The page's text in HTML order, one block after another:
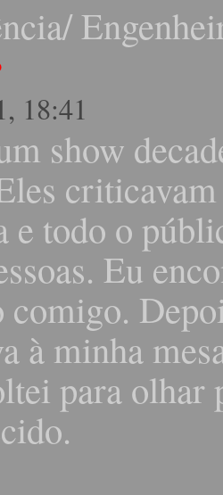
18:41
show
e todo o
Eu
comigo.
à minha
para